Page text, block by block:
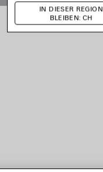
IN DIESER REGION
BLEIBEN: CH